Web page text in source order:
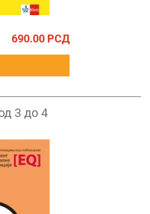
690.00 РСД
3 до 4